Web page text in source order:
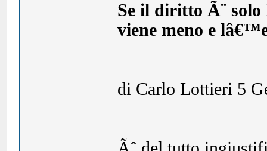
Se il diritto Ã¨
viene meno e
di Carlo Lottieri 5